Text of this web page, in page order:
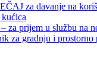
za davanje na
za prijem u službu na
za gradnju i prostorno